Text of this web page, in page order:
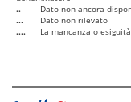
..
Dato non ancora
...
Dato non rilevato
....
La mancanza o